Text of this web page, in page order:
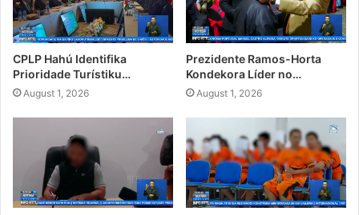
CPLP Hahú Identifika
Prioridade Turístiku…
August 1, 2026
Prezidente Ramos-Horta
Kondekora Líder no…
August 1, 2026